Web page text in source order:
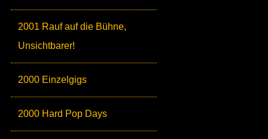
2001 Rauf auf die Bühne,
Unsichtbarer!
2000 Einzelgigs
2000 Hard Pop Days